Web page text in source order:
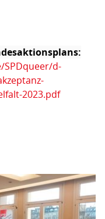
d-
2023.pdf